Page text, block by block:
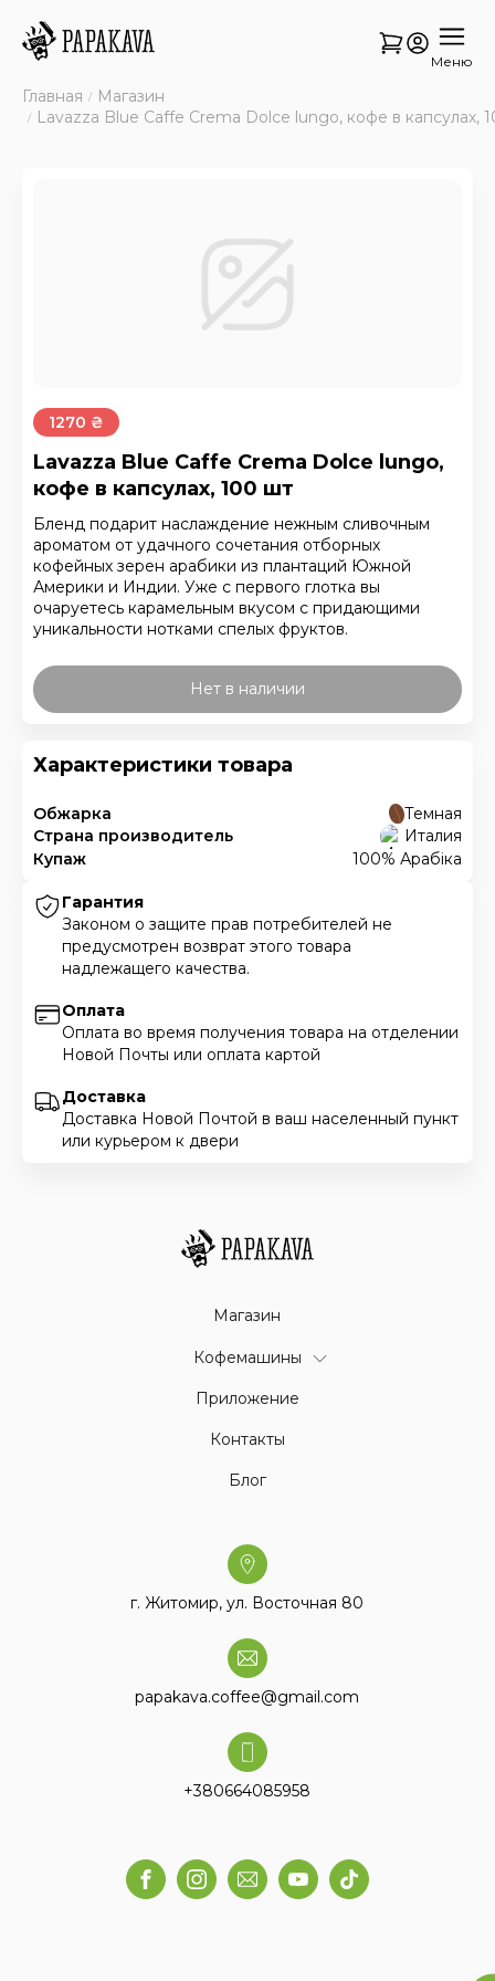
Меню
Главная
Магазин
Lavazza Blue Caffe Crema Dolce lungo, кофе в капсулах,
1270 ₴
Lavazza Blue Caffe Crema Dolce lungo,
кофе в капсулах, 100 шт
Бленд подарит наслаждение нежным сливочным
ароматом от удачного сочетания отборных
кофейных зерен арабики из плантаций Южной
Америки и Индии. Уже с первого глотка вы
очаруетесь карамельным вкусом с придающими
уникальности нотками спелых фруктов.
Нет в наличии
Характеристики товара
Обжарка
Темная
Страна производитель
Италия
Купаж
100% Арабіка
Гарантия
Законом о защите прав потребителей не
предусмотрен возврат этого товара
надлежащего качества.
Оплата
Оплата во время получения товара на отделении
Новой Почты или оплата картой
Доставка
Доставка Новой Почтой в ваш населенный пункт
или курьером к двери
Магазин
Кофемашины
Приложение
Контакты
Блог
г. Житомир, ул. Восточная 80
papakava.coffee@gmail.com
+380664085958